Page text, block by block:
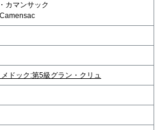
カマンサック
ドック:第5級グラン・クリュ